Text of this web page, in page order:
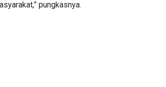
pungkasnya.